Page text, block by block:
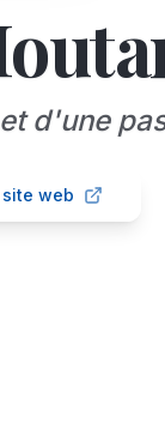
d'une
web